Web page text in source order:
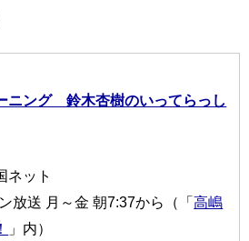
ニング 鈴木杏樹のいってらっし
ネット
放送 月～金 朝7:37から（「高嶋
」内）